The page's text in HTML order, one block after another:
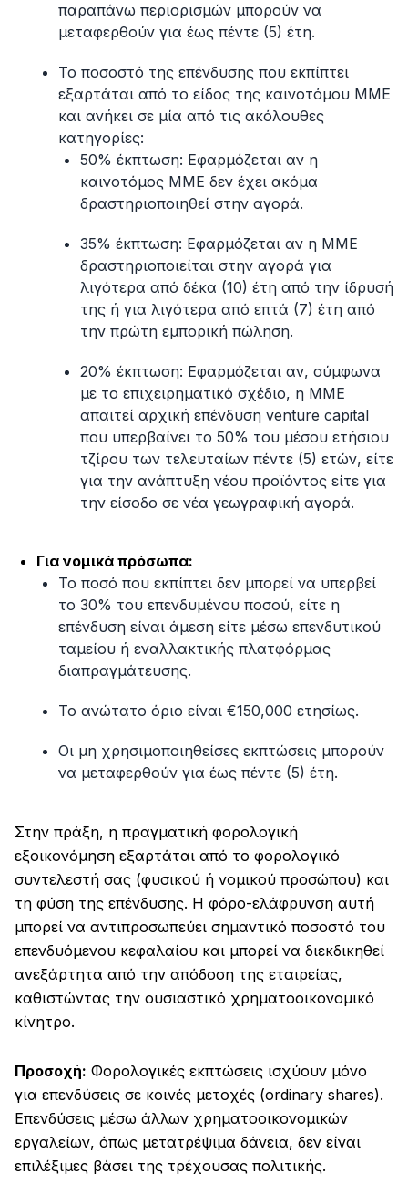
παραπάνω περιορισμών μπορούν να
μεταφερθούν για έως πέντε (5) έτη.
Το ποσοστό της επένδυσης που εκπίπτει
εξαρτάται από το είδος της καινοτόμου ΜΜΕ
και ανήκει σε μία από τις ακόλουθες
κατηγορίες:
50% έκπτωση: Εφαρμόζεται αν η
καινοτόμος ΜΜΕ δεν έχει ακόμα
δραστηριοποιηθεί στην αγορά.
35% έκπτωση: Εφαρμόζεται αν η ΜΜΕ
δραστηριοποιείται στην αγορά για
λιγότερα από δέκα (10) έτη από την ίδρυσή
της ή για λιγότερα από επτά (7) έτη από
την πρώτη εμπορική πώληση.
20% έκπτωση: Εφαρμόζεται αν, σύμφωνα
με το επιχειρηματικό σχέδιο, η ΜΜΕ
απαιτεί αρχική επένδυση venture capital
που υπερβαίνει το 50% του μέσου ετήσιου
τζίρου των τελευταίων πέντε (5) ετών, είτε
για την ανάπτυξη νέου προϊόντος είτε για
την είσοδο σε νέα γεωγραφική αγορά.
Για νομικά πρόσωπα:
Το ποσό που εκπίπτει δεν μπορεί να υπερβεί
το 30% του επενδυμένου ποσού, είτε η
επένδυση είναι άμεση είτε μέσω επενδυτικού
ταμείου ή εναλλακτικής πλατφόρμας
διαπραγμάτευσης.
Το ανώτατο όριο είναι €150,000 ετησίως.
Οι μη χρησιμοποιηθείσες εκπτώσεις μπορούν
να μεταφερθούν για έως πέντε (5) έτη.
Στην πράξη, η πραγματική φορολογική
εξοικονόμηση εξαρτάται από το φορολογικό
συντελεστή σας (φυσικού ή νομικού προσώπου) και
τη φύση της επένδυσης. Η φόρο-ελάφρυνση αυτή
μπορεί να αντιπροσωπεύει σημαντικό ποσοστό του
επενδυόμενου κεφαλαίου και μπορεί να διεκδικηθεί
ανεξάρτητα από την απόδοση της εταιρείας,
καθιστώντας την ουσιαστικό χρηματοοικονομικό
κίνητρο.
Προσοχή: Φορολογικές εκπτώσεις ισχύουν μόνο
για επενδύσεις σε κοινές μετοχές (ordinary shares).
Επενδύσεις μέσω άλλων χρηματοοικονομικών
εργαλείων, όπως μετατρέψιμα δάνεια, δεν είναι
επιλέξιμες βάσει της τρέχουσας πολιτικής.